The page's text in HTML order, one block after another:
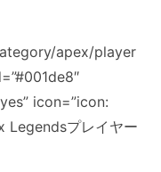
apex/player
icon=”icon:
Legendsプレイヤー